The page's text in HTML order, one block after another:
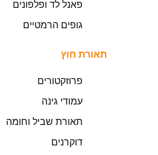
פאנל לד ופלפונים
גופים הרמטיים
תאורת חוץ
פרוזקטורים
עמודי גינה
תאורת שביל וחומה
דוקרנים